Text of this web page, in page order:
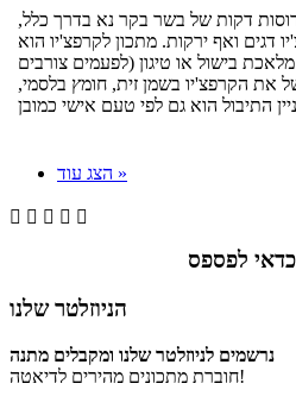
דקות של בשר בקר נא בדרך כלל,
דגים ואף ירקות. מתכון לקרפצ'יו הוא
בישול או טיגון (לפעמים צורבים
את הקרפצ'יו בשמן זית, חומץ בלסמי,
הצג עוד »
    
הניוזלטר שלנו
נרשמים לניוזלטר שלנו ומקבלים מתנה
חוברת מתכונים מהירים לדיאטה!